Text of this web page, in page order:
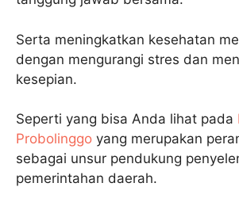
Serta meningkatkan kesehatan
dengan mengurangi stres dan
kesepian.
Seperti yang bisa Anda lihat pada
Probolinggo yang merupakan
sebagai unsur pendukung
pemerintahan daerah.